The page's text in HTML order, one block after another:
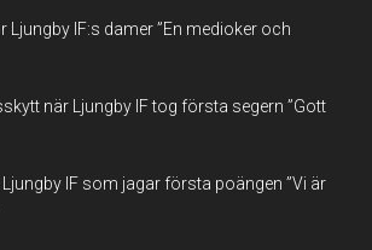
IF:s damer ”En medioker och
när Ljungby IF tog första segern ”Gott
IF som jagar första poängen ”Vi är